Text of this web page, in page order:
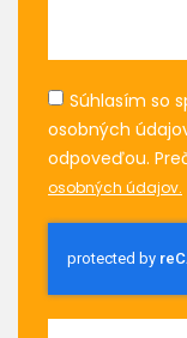
Súhlasím so
osobných
odpoveďou.
osobných údajov.